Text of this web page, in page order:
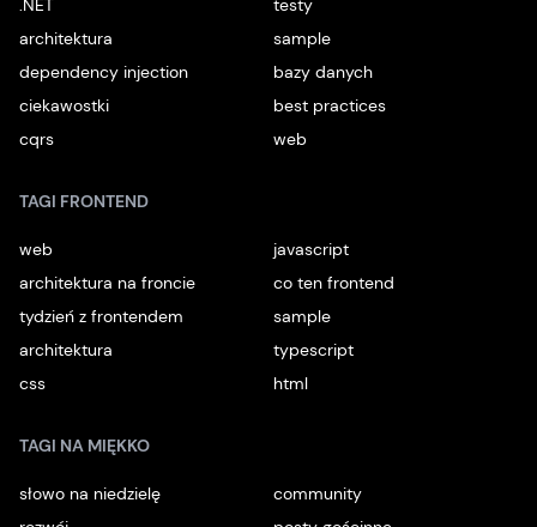
.NET
testy
architektura
sample
dependency injection
bazy danych
ciekawostki
best practices
cqrs
web
TAGI FRONTEND
web
javascript
architektura na froncie
co ten frontend
tydzień z frontendem
sample
architektura
typescript
css
html
TAGI NA MIĘKKO
słowo na niedzielę
community